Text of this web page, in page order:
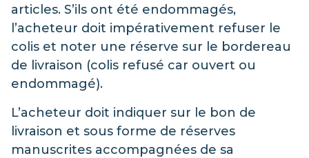
articles. S’ils ont été endommagés,
l’acheteur doit impérativement refuser le
colis et noter une réserve sur le bordereau
de livraison (colis refusé car ouvert ou
endommagé).
L’acheteur doit indiquer sur le bon de
livraison et sous forme de réserves
manuscrites accompagnées de sa